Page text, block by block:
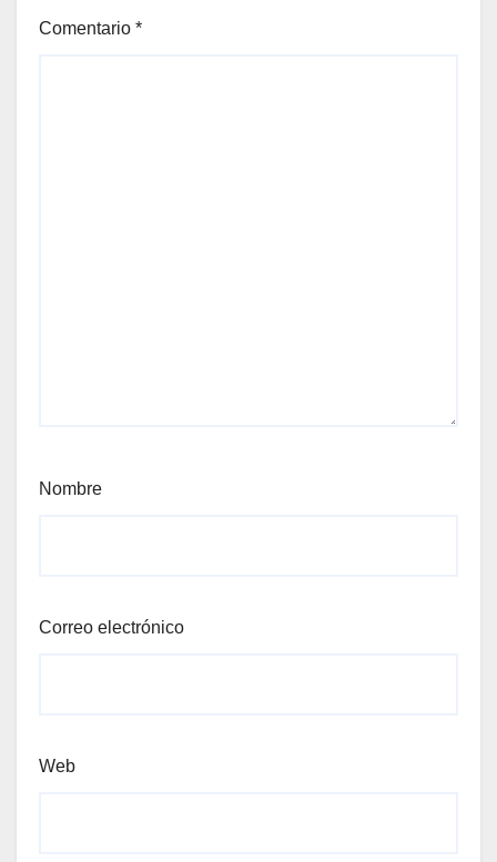
Comentario *
Nombre
Correo electrónico
Web